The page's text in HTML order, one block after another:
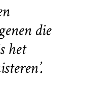
die
het